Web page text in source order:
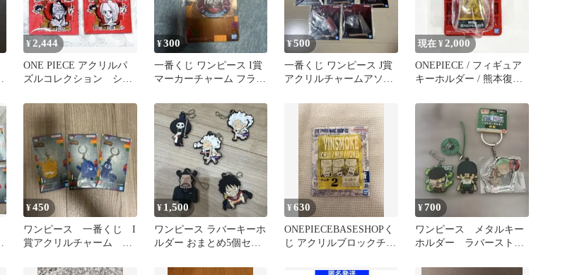
¥2,444
ONE PIECE アクリルパ
ズルコレクション シャ
¥300
一番くじ ワンピース I賞
マーカーチャーム フラン
¥500
一番くじ ワンピース J賞
アクリルチャームアソー
現在 ¥2,000
ONEPIECE / フィギュア
キーホルダー / 熊本復興
¥450
ワンピース 一番くじ I
賞アクリルチャーム 3
¥ 1,500
ワンピース ラバーキーホ
ルダー おまとめ5個セッ
¥630
ONEPIECEBASESHOPく
じ アクリルブロックチャ
¥700
ワンピース メタルキー
ホルダー ラバーストラ